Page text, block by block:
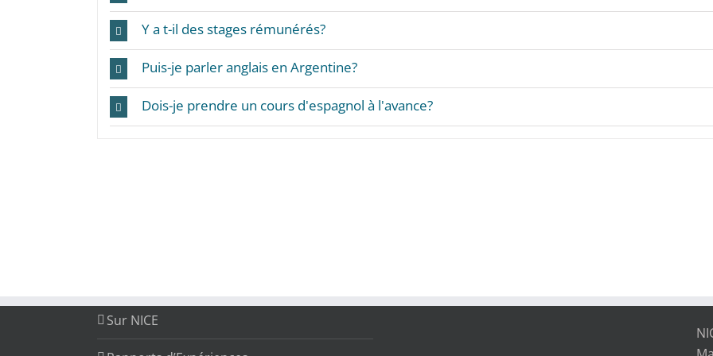
Y a t-il des stages rémunérés?
Puis-je parler anglais en Argentine?
Dois-je prendre un cours d'espagnol à l'avance?
Sur NICE